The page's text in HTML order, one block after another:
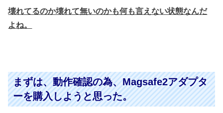
壊れてるのか壊れて無いのかも何も言えない状態なんだ
よね。
まずは、動作確認の為、Magsafe2アダプタ
ーを購入しようと思った。